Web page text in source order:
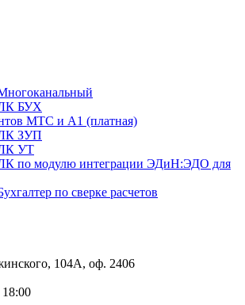
БУХ
МТС и А1 (платная)
ЗУП
УТ
по модулю интеграции ЭДиН:ЭДО для
по сверке расчетов
104А, оф. 2406